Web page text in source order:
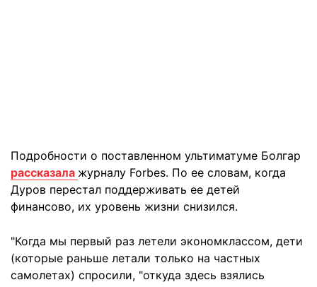
Подробности о поставленном ультиматуме Болгар
рассказала журналу Forbes. По ее словам, когда
Дуров перестал поддерживать ее детей
финансово, их уровень жизни снизился.
"Когда мы первый раз летели экономклассом, дети
(которые раньше летали только на частных
самолетах) спросили, "откуда здесь взялись